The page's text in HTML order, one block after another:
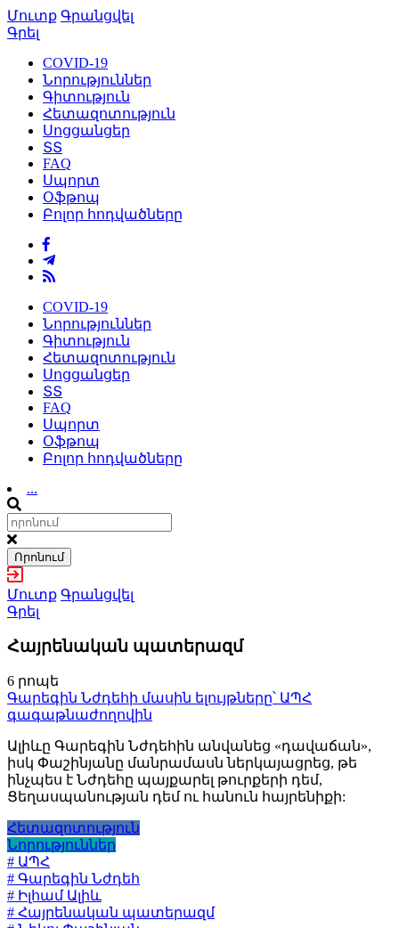
Մուտք Գրանցվել
Գրել
COVID-19
Նորություններ
Գիտություն
Հետազոտություն
Սոցցանցեր
ՏՏ
FAQ
Սպորտ
Օֆթոպ
Բոլոր հոդվածները
COVID-19
Նորություններ
Գիտություն
Հետազոտություն
Սոցցանցեր
ՏՏ
FAQ
Սպորտ
Օֆթոպ
Բոլոր հոդվածները
...
Որոնում
Մուտք Գրանցվել
Գրել
Հայրենական պատերազմ
6 րոպե
Գարեգին Նժդեհի մասին ելույթները՝ ԱՊՀ
գագաթնաժողովին
Ալիևը Գարեգին Նժդեհին անվանեց «դավաճան»,
իսկ Փաշինյանը մանրամասն ներկայացրեց, թե
ինչպես է Նժդեհը պայքարել թուրքերի դեմ,
Ցեղասպանության դեմ ու հանուն հայրենիքի:
Հետազոտություն
Նորություններ
# ԱՊՀ
# Գարեգին Նժդեհ
# Իլհամ Ալիև
# Հայրենական պատերազմ